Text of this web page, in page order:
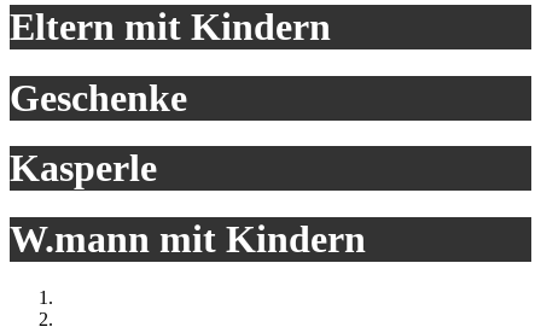
Eltern mit Kindern
Geschenke
Kasperle
W.mann mit Kindern